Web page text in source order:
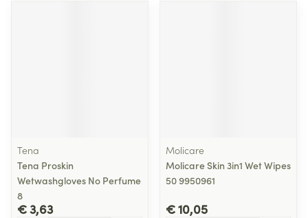
Tena
Tena Proskin
Wetwashgloves No Perfume
8
€ 3,63
Molicare
Molicare Skin 3in1 Wet Wipes
50 9950961
€ 10,05